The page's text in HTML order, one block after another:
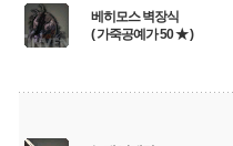
베히모스 벽장식
( 가죽공예가 50 ★ )